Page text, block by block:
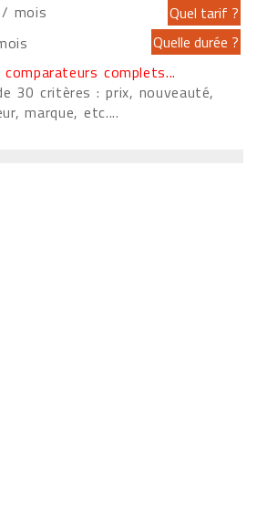
mois
complets...
30 critères : prix, nouveauté,
marque, etc....